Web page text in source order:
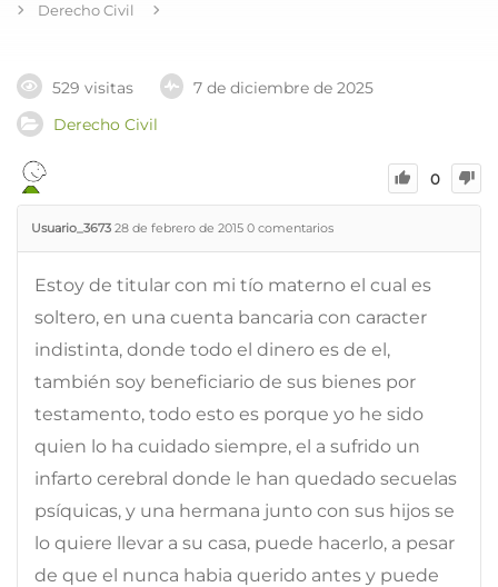
Derecho Civil
529 visitas
7 de diciembre de 2025
Derecho Civil
0
Usuario_3673 28 de febrero de 2015 0 comentarios
Estoy de titular con mi tío materno el cual es
soltero, en una cuenta bancaria con caracter
indistinta, donde todo el dinero es de el,
también soy beneficiario de sus bienes por
testamento, todo esto es porque yo he sido
quien lo ha cuidado siempre, el a sufrido un
infarto cerebral donde le han quedado secuelas
psíquicas, y una hermana junto con sus hijos se
lo quiere llevar a su casa, puede hacerlo, a pesar
de que el nunca habia querido antes y puede